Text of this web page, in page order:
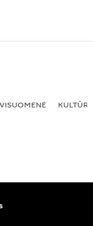
VISUOMENĖ KULTŪRA